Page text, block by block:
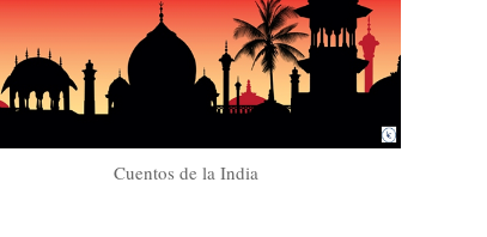
Cuentos de la India